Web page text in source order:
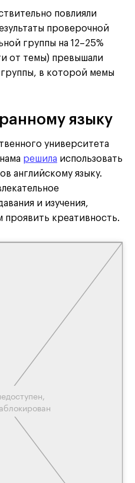
повлияли
проверочной
группы на 12–25%
от темы) превышали
группы, в которой мемы
языку
университета
решила использовать
английскому языку.
и изучения,
проявить креативность.
on Instagram*